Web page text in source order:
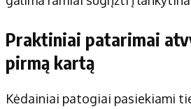
Praktiniai patarimai
pirmą kartą
Kėdainiai patogiai pasiekiami